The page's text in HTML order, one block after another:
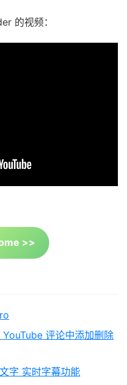
的视频：
>>
评论中添加删除
字 实时字幕功能